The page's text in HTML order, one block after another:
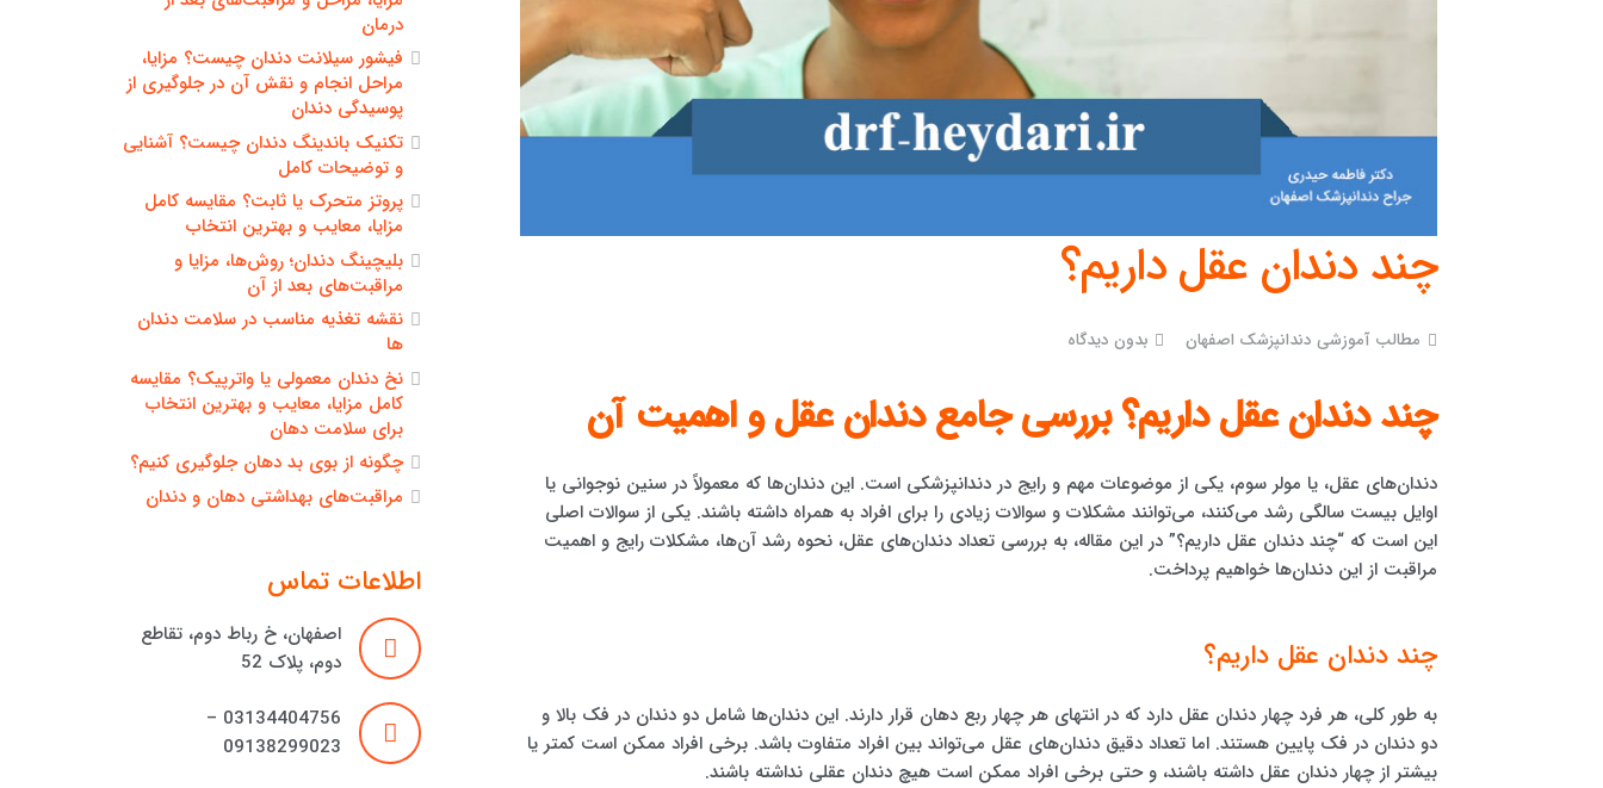
چند دندان عقل داریم؟
مطالب آموزشی دندانپزشک اصفهان بدون دیدگاه
چند دندان عقل داریم؟ بررسی جامع دندان عقل و اهمیت آن
دندان‌های عقل، یا مولر سوم، یکی از موضوعات مهم و رایج در دندانپزشکی است. این دندان‌ها که معمولاً در سنین نوجوانی یا
اوایل بیست سالگی رشد می‌کنند، می‌توانند مشکلات و سوالات زیادی را برای افراد به همراه داشته باشند. یکی از سوالات اصلی
این است که “چند دندان عقل داریم؟” در این مقاله، به بررسی تعداد دندان‌های عقل، نحوه رشد آن‌ها، مشکلات رایج و اهمیت
مراقبت از این دندان‌ها خواهیم پرداخت.
چند دندان عقل داریم؟
به طور کلی، هر فرد چهار دندان عقل دارد که در انتهای هر چهار ربع دهان قرار دارند. این دندان‌ها شامل دو دندان در فک بالا و
دو دندان در فک پایین هستند. اما تعداد دقیق دندان‌های عقل می‌تواند بین افراد متفاوت باشد. برخی افراد ممکن است کمتر یا
بیشتر از چهار دندان عقل داشته باشند، و حتی برخی افراد ممکن است هیچ دندان عقلی نداشته باشند.
درمان
فیشور سیلانت دندان چیست؟ مزایا،
مراحل انجام و نقش آن در جلوگیری از
پوسیدگی دندان
تکنیک باندینگ دندان چیست؟ آشنایی
و توضیحات کامل
پروتز متحرک یا ثابت؟ مقایسه کامل
مزایا، معایب و بهترین انتخاب
بلیچینگ دندان؛ روش‌ها، مزایا و
مراقبت‌های بعد از آن
نقشه تغذیه مناسب در سلامت دندان
ها
نخ دندان معمولی یا واترپیک؟ مقایسه
کامل مزایا، معایب و بهترین انتخاب
برای سلامت دهان
چگونه از بوی بد دهان جلوگیری کنیم؟
مراقبت‌های بهداشتی دهان و دندان
اطلاعات تماس
اصفهان، خ رباط دوم، تقاطع
دوم، پلاک 52
03134404756 –
09138299023